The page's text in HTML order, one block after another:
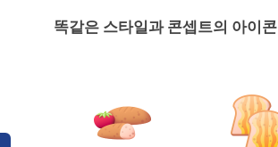
똑같은 스타일과 콘셉트의 아이콘